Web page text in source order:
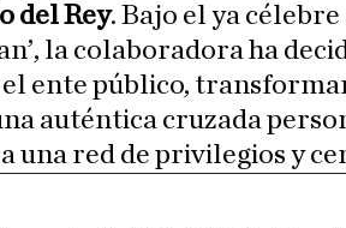
del Rey. Bajo el ya
la colaboradora ha
ente público,
auténtica cruzada
una red de privilegios y